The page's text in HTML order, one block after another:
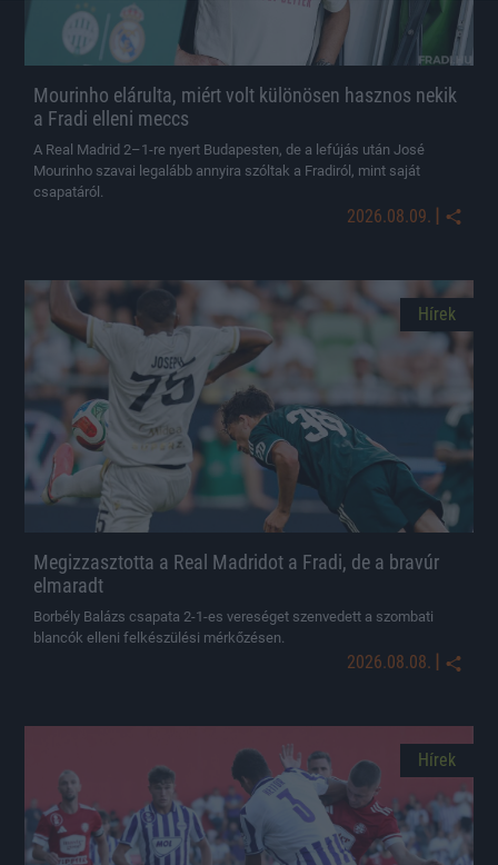
Mourinho elárulta, miért volt különösen hasznos nekik
a Fradi elleni meccs
A Real Madrid 2–1-re nyert Budapesten, de a lefújás után José
Mourinho szavai legalább annyira szóltak a Fradiról, mint saját
csapatáról.
2026.08.09. |
Hírek
Megizzasztotta a Real Madridot a Fradi, de a bravúr
elmaradt
Borbély Balázs csapata 2-1-es vereséget szenvedett a szombati
blancók elleni felkészülési mérkőzésen.
2026.08.08. |
Hírek